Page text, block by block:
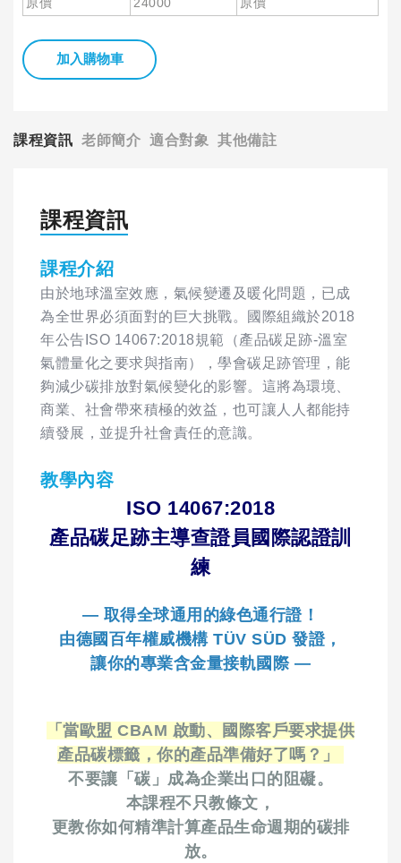
加入購物車
課程資訊 老師簡介 適合對象 其他備註
課程資訊
課程介紹
由於地球溫室效應，氣候變遷及暖化問題，已成
為全世界必須面對的巨大挑戰。國際組織於2018
年公告ISO 14067:2018規範（產品碳足跡-溫室
氣體量化之要求與指南），學會碳足跡管理，能
夠減少碳排放對氣候變化的影響。這將為環境、
商業、社會帶來積極的效益，也可讓人人都能持
續發展，並提升社會責任的意識。
教學內容
ISO 14067:2018
產品碳足跡主導查證員國際認證訓
練
— 取得全球通用的綠色通行證！
由德國百年權威機構 TÜV SÜD 發證，
讓你的專業含金量接軌國際 —
「當歐盟 CBAM 啟動、國際客戶要求提供
產品碳標籤，你的產品準備好了嗎？」
不要讓「碳」成為企業出口的阻礙。
本課程不只教條文，
更教你如何精準計算產品生命週期的碳排
放。